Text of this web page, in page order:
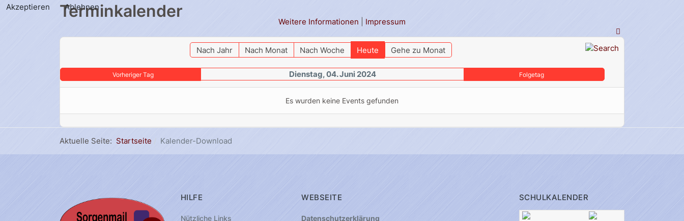
Terminkalender
Nach Jahr Nach Monat Nach Woche Heute Gehe zu Monat
Vorheriger Tag Dienstag, 04. Juni 2024 Folgetag
Es wurden keine Events gefunden
Aktuelle Seite: Startseite Kalender-Download
HILFE
Nützliche Links
WEBSEITE
Datenschutzerklärung
SCHULKALENDER
Akzeptieren
Ablehnen
Weitere Informationen
Impressum